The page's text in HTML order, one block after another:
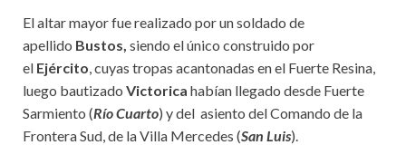
El altar mayor fue realizado por un soldado de
apellido Bustos, siendo el único construido por
el Ejército, cuyas tropas acantonadas en el Fuerte Resina,
luego bautizado Victorica habían llegado desde Fuerte
Sarmiento (Río Cuarto) y del asiento del Comando de la
Frontera Sud, de la Villa Mercedes (San Luis).